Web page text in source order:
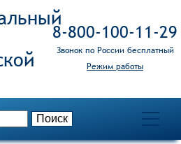
8‑800‑100‑11‑29
Звонок по России бесплатный
Режим работы